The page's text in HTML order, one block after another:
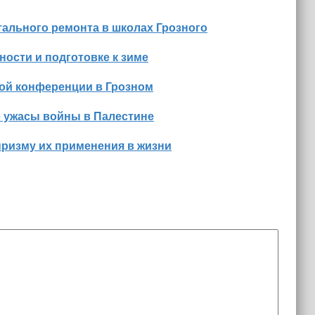
ремонта в школах Грозного
и подготовке к зиме
конференции в Грозном
ужасы войны в Палестине
их применения в жизни